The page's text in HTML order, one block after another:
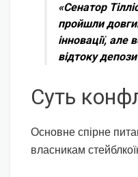
«Сенатор
пройшли
інновації,
відтоку
Суть
Основне спірне
власникам